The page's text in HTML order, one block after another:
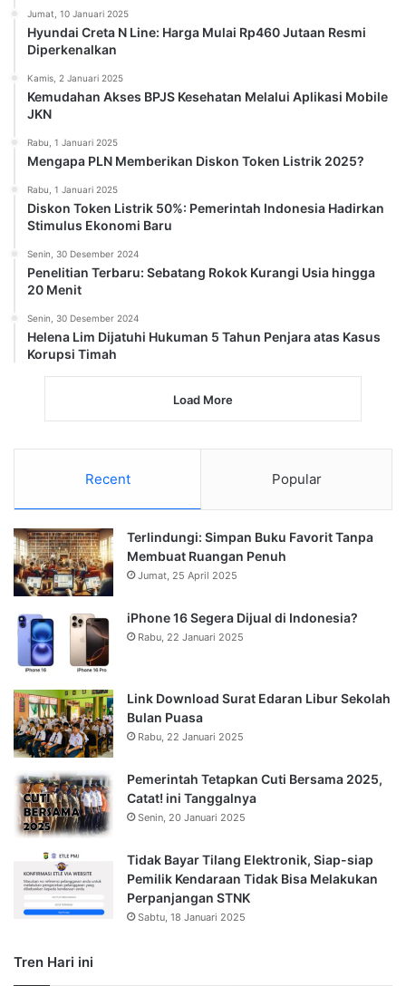
Jumat, 10 Januari 2025
Hyundai Creta N Line: Harga Mulai Rp460 Jutaan Resmi
Diperkenalkan
Kamis, 2 Januari 2025
Kemudahan Akses BPJS Kesehatan Melalui Aplikasi Mobile
JKN
Rabu, 1 Januari 2025
Mengapa PLN Memberikan Diskon Token Listrik 2025?
Rabu, 1 Januari 2025
Diskon Token Listrik 50%: Pemerintah Indonesia Hadirkan
Stimulus Ekonomi Baru
Senin, 30 Desember 2024
Penelitian Terbaru: Sebatang Rokok Kurangi Usia hingga
20 Menit
Senin, 30 Desember 2024
Helena Lim Dijatuhi Hukuman 5 Tahun Penjara atas Kasus
Korupsi Timah
Load More
Recent Popular
Terlindungi: Simpan Buku Favorit Tanpa
Membuat Ruangan Penuh
Jumat, 25 April 2025
iPhone 16 Segera Dijual di Indonesia?
Rabu, 22 Januari 2025
Link Download Surat Edaran Libur Sekolah
Bulan Puasa
Rabu, 22 Januari 2025
Pemerintah Tetapkan Cuti Bersama 2025,
Catat! ini Tanggalnya
Senin, 20 Januari 2025
Tidak Bayar Tilang Elektronik, Siap-siap
Pemilik Kendaraan Tidak Bisa Melakukan
Perpanjangan STNK
Sabtu, 18 Januari 2025
Tren Hari ini